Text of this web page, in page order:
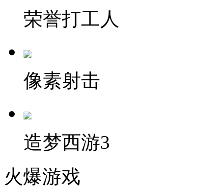
荣誉打工人
像素射击
造梦西游3
火爆游戏